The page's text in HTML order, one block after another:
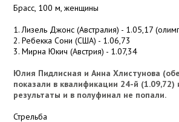
Брасс, 100 м, женщины
1. Лизель Джонс (Австралия) - 1.05,17
2. Ребекка Сони (США) - 1.06,73
3. Мирна Юкич (Австрия) - 1.07,34
Юлия Пидлисная и Анна Хлистунова
показали в квалификации 24-й (1.09,72)
результаты и в полуфинал не попали.
Стрельба